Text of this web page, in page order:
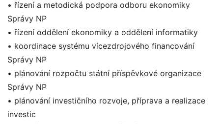
• řízení a metodická podpora odboru ekonomiky
Správy NP
• řízení oddělení ekonomiky a oddělení informatiky
• koordinace systému vícezdrojového financování
Správy NP
• plánování rozpočtu státní příspěvkové organizace
Správy NP
• plánování investičního rozvoje, příprava a realizace
investic